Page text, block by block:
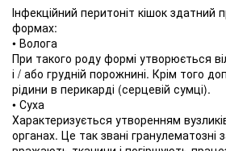
Інфекційний перитоніт кішок здатний
формах:
• Волога
При такого роду формі утворюється
і / або грудній порожнині. Крім того
рідини в перикарді (серцевій сумці).
• Суха
Характеризується утворенням
органах. Це так звані гранулематозні